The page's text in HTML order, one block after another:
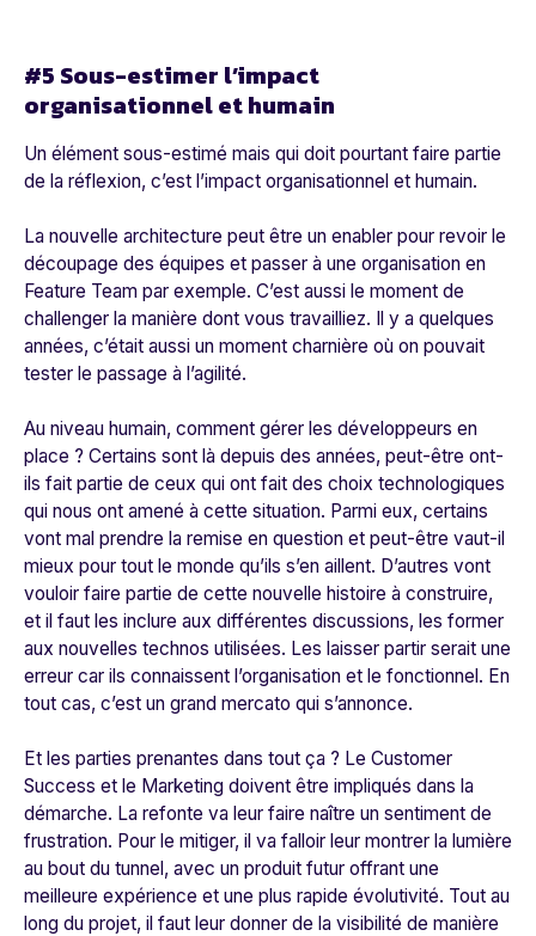
#5 Sous-estimer l’impact
organisationnel et humain
Un élément sous-estimé mais qui doit pourtant faire partie
de la réflexion, c’est l’impact organisationnel et humain.
La nouvelle architecture peut être un enabler pour revoir le
découpage des équipes et passer à une organisation en
Feature Team par exemple. C’est aussi le moment de
challenger la manière dont vous travailliez. Il y a quelques
années, c’était aussi un moment charnière où on pouvait
tester le passage à l’agilité.
Au niveau humain, comment gérer les développeurs en
place ? Certains sont là depuis des années, peut-être ont-
ils fait partie de ceux qui ont fait des choix technologiques
qui nous ont amené à cette situation. Parmi eux, certains
vont mal prendre la remise en question et peut-être vaut-il
mieux pour tout le monde qu’ils s’en aillent. D’autres vont
vouloir faire partie de cette nouvelle histoire à construire,
et il faut les inclure aux différentes discussions, les former
aux nouvelles technos utilisées. Les laisser partir serait une
erreur car ils connaissent l’organisation et le fonctionnel. En
tout cas, c’est un grand mercato qui s’annonce.
Et les parties prenantes dans tout ça ? Le Customer
Success et le Marketing doivent être impliqués dans la
démarche. La refonte va leur faire naître un sentiment de
frustration. Pour le mitiger, il va falloir leur montrer la lumière
au bout du tunnel, avec un produit futur offrant une
meilleure expérience et une plus rapide évolutivité. Tout au
long du projet, il faut leur donner de la visibilité de manière